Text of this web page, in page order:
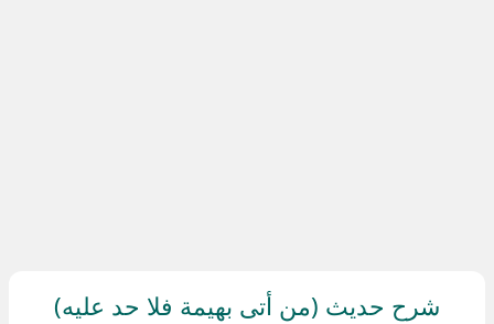
شرح حديث (من أتى بهيمة فلا حد عليه)